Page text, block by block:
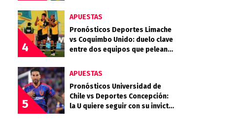
4
APUESTAS
Pronósticos Deportes Limache
vs Coquimbo Unido: duelo clave
entre dos equipos que pelean
5
APUESTAS
Pronósticos Universidad de
Chile vs Deportes Concepción:
la U quiere seguir con su invicto